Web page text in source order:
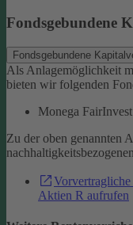
Fondsgebundene
Fondsgebundene
Als Anlagemöglichkeit
bieten wir folgenden
Monega
Zu der oben genannten
Aktien R aufrufen